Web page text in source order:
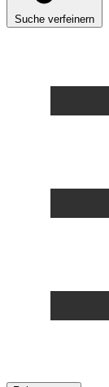
Suche verfeinern